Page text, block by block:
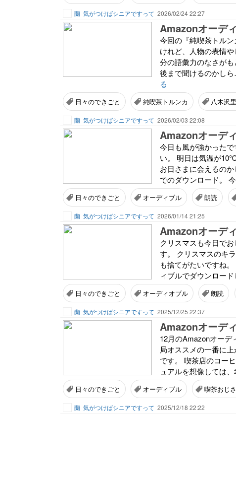
蘭 気がつけばシニアですって 2026/02/24 22:27
Amazonオーデ
今回の『純喫茶トル
けれど、人物の表情
分の語彙力のなさが
後まで聞けるのかし
る
日々のできごと 純喫茶トルンカ 八木沢
蘭 気がつけばシニアですって 2026/02/03 22:08
今日も風が強かった
い。 明日は気温が
お日さまに会えるの
でのダウンロード。
日々のできごと オーディブル 朗読
蘭 気がつけばシニアですって 2026/01/14 21:25
Amazonオーデ
クリスマスも今日で
す。 クリスマスのキ
も捨てがたいですね
ィブルでダウンロー
日々のできごと オーディオブル 朗読
蘭 気がつけばシニアですって 2025/12/25 22:37
12月のAmazonオー
局オススメの一番に
です。 喫茶店のコー
ュアルを想像しては
日々のできごと オーディブル 喫茶おじ
蘭 気がつけばシニアですって 2025/12/18 22:22